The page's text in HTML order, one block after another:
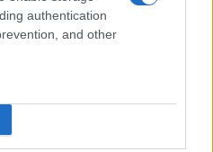
authentication
and other
criteri e metriche per